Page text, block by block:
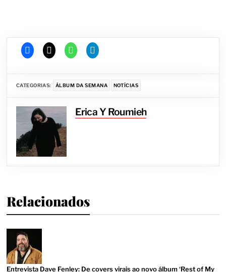
CATEGORIAS: ÁLBUM DA SEMANA NOTÍCIAS
Erica Y Roumieh
Relacionados
Entrevista Dave Fenley: De covers virais ao novo álbum ‘Rest of My